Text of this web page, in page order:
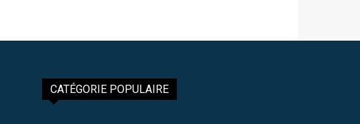
CATÉGORIE POPULAIRE